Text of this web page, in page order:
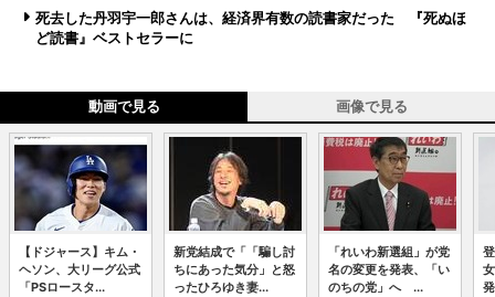
死去した丹羽宇一郎さんは、経済界有数の読書家だった 『死ぬほ
ど読書』ベストセラーに
動画で見る 画像で見る
【ドジャース】キム・
ヘソン、大リーグ公式
「PSロースタ...
新党結成で「「騙し討
ちにあった気分」と怒
ったひろゆき妻...
「れいわ新選組」が党
名の変更を発表、「い
のちの党」へ ...